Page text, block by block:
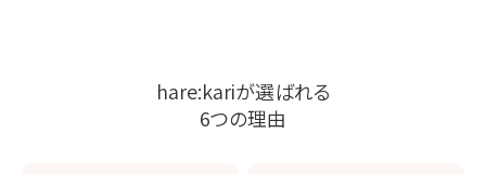
hare:kariが選ばれる
6つの理由